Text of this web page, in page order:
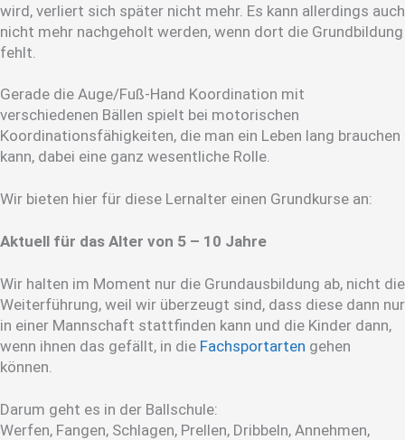
wird, verliert sich später nicht mehr. Es kann allerdings auch
nicht mehr nachgeholt werden, wenn dort die Grundbildung
fehlt.
Gerade die Auge/Fuß-Hand Koordination mit
verschiedenen Bällen spielt bei motorischen
Koordinationsfähigkeiten, die man ein Leben lang brauchen
kann, dabei eine ganz wesentliche Rolle.
Wir bieten hier für diese Lernalter einen Grundkurse an:
Aktuell für das Alter von 5 – 10 Jahre
Wir halten im Moment nur die Grundausbildung ab, nicht die
Weiterführung, weil wir überzeugt sind, dass diese dann nur
in einer Mannschaft stattfinden kann und die Kinder dann,
wenn ihnen das gefällt, in die Fachsportarten gehen
können.
Darum geht es in der Ballschule:
Werfen, Fangen, Schlagen, Prellen, Dribbeln, Annehmen,